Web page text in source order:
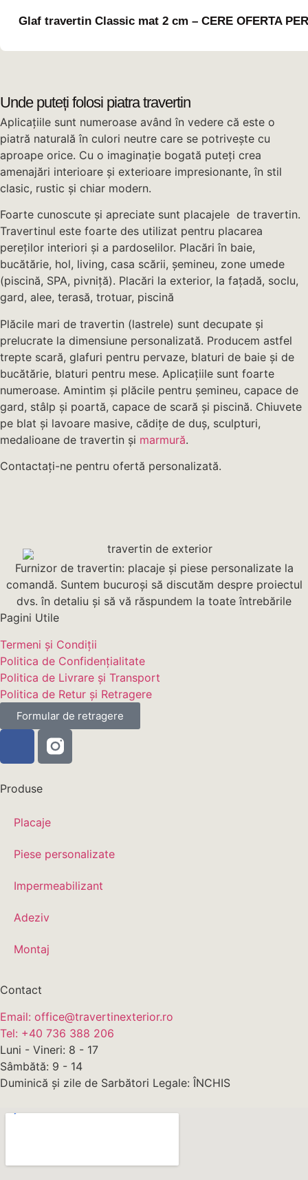
Glaf travertin Classic mat 2 cm – CERE OFERTA
Unde puteți folosi piatra travertin
Aplicațiile sunt numeroase având în vedere că este o
piatră naturală în culori neutre care se potrivește cu
aproape orice. Cu o imaginație bogată puteți crea
amenajări interioare și exterioare impresionante, în stil
clasic, rustic și chiar modern.
Foarte cunoscute și apreciate sunt placajele de travertin.
Travertinul este foarte des utilizat pentru placarea
pereților interiori și a pardoselilor. Placări în baie,
bucătărie, hol, living, casa scării, șemineu, zone umede
(piscină, SPA, pivniță). Placări la exterior, la fațadă, soclu,
gard, alee, terasă, trotuar, piscină
Plăcile mari de travertin (lastrele) sunt decupate și
prelucrate la dimensiune personalizată. Producem astfel
trepte scară, glafuri pentru pervaze, blaturi de baie și de
bucătărie, blaturi pentru mese. Aplicațiile sunt foarte
numeroase. Amintim și plăcile pentru șemineu, capace de
gard, stâlp și poartă, capace de scară și piscină. Chiuvete
pe blat și lavoare masive, cădițe de duș, sculpturi,
medalioane de travertin și marmură.
Contactați-ne pentru ofertă personalizată.
Furnizor de travertin: placaje și piese personalizate la
comandă. Suntem bucuroși să discutăm despre proiectul
dvs. în detaliu și să vă răspundem la toate întrebările
Pagini Utile
Termeni și Condiții
Politica de Confidențialitate
Politica de Livrare și Transport
Politica de Retur și Retragere
Formular de retragere
Produse
Placaje
Piese personalizate
Impermeabilizant
Adeziv
Montaj
Contact
Email: office@travertinexterior.ro
Tel: +40 736 388 206
Luni - Vineri: 8 - 17
Sâmbătă: 9 - 14
Duminică și zile de Sarbători Legale: ÎNCHIS